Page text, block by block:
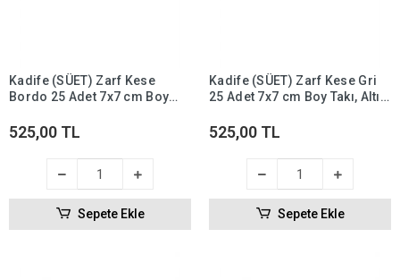
Kadife (SÜET) Zarf Kese
Bordo 25 Adet 7x7 cm Boy
525,00 TL
Sepete Ekle
Kadife (SÜET) Zarf Kese Gri
25 Adet 7x7 cm Boy Takı, Altın
525,00 TL
Sepete Ekle